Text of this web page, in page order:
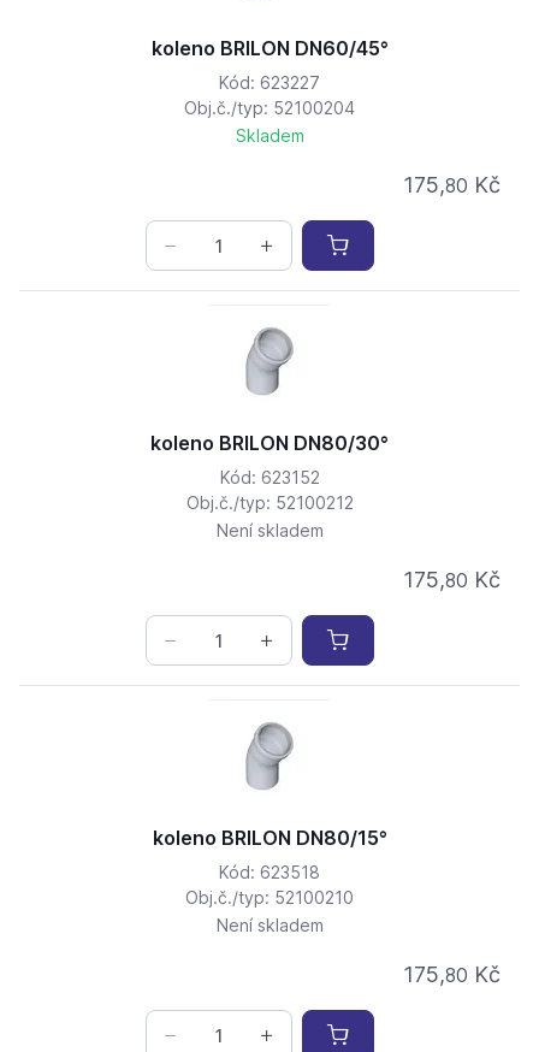
koleno BRILON DN60/45°
Kód: 623227
Obj.č./typ: 52100204
Skladem
175,80 Kč
koleno BRILON DN80/30°
Kód: 623152
Obj.č./typ: 52100212
Není skladem
175,80 Kč
koleno BRILON DN80/15°
Kód: 623518
Obj.č./typ: 52100210
Není skladem
175,80 Kč